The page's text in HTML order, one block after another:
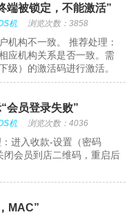
端被锁定，不能激活”
机 浏览次数：3858
机构不一致。 推荐处理：
应机构关系是否一致。需
级）的激活码进行激活。
会员登录失败”
机 浏览次数：4036
进入收款-设置（密码
会员到店二维码，重启后
MAC”